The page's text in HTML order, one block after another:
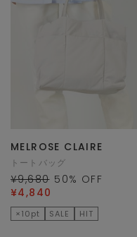
MELROSE CLAIRE
トートバッグ
¥9,680 50% OFF
¥4,840
×10pt SALE HIT